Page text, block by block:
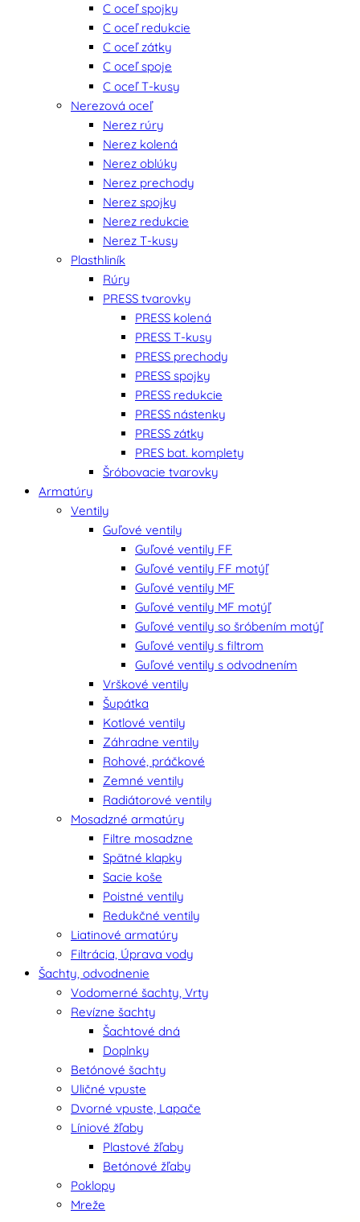
C oceľ spojky
C oceľ redukcie
C oceľ zátky
C oceľ spoje
C oceľ T-kusy
Nerezová oceľ
Nerez rúry
Nerez kolená
Nerez oblúky
Nerez prechody
Nerez spojky
Nerez redukcie
Nerez T-kusy
Plasthliník
Rúry
PRESS tvarovky
PRESS kolená
PRESS T-kusy
PRESS prechody
PRESS spojky
PRESS redukcie
PRESS nástenky
PRESS zátky
PRES bat. komplety
Šróbovacie tvarovky
Armatúry
Ventily
Guľové ventily
Guľové ventily FF
Guľové ventily FF motýľ
Guľové ventily MF
Guľové ventily MF motýľ
Guľové ventily so šróbením motýľ
Guľové ventily s filtrom
Guľové ventily s odvodnením
Vrškové ventily
Šupátka
Kotlové ventily
Záhradne ventily
Rohové, práčkové
Zemné ventily
Radiátorové ventily
Mosadzné armatúry
Filtre mosadzne
Spätné klapky
Sacie koše
Poistné ventily
Redukčné ventily
Liatinové armatúry
Filtrácia, Úprava vody
Šachty, odvodnenie
Vodomerné šachty, Vrty
Revízne šachty
Šachtové dná
Doplnky
Betónové šachty
Uličné vpuste
Dvorné vpuste, Lapače
Líniové žľaby
Plastové žľaby
Betónové žľaby
Poklopy
Mreže